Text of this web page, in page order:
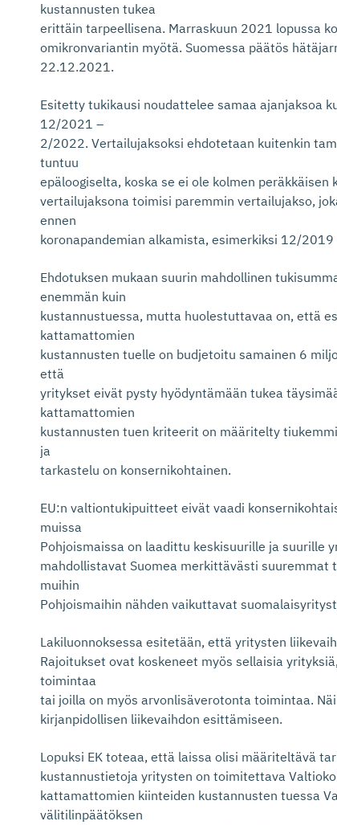
kustannusten tukea
erittäin tarpeellisena. Marraskuun 2021 lopussa
omikronvariantin myötä. Suomessa päätös
22.12.2021.
Esitetty tukikausi noudattelee samaa ajanjaksoa
12/2021 –
2/2022. Vertailujaksoksi ehdotetaan kuitenkin
tuntuu
epäloogiselta, koska se ei ole kolmen peräkkäisen
vertailujaksona toimisi paremmin vertailujakso,
ennen
koronapandemian alkamista, esimerkiksi 12/
Ehdotuksen mukaan suurin mahdollinen
enemmän kuin
kustannustuessa, mutta huolestuttavaa on, että
kattamattomien
kustannusten tuelle on budjetoitu samainen 6
että
yritykset eivät pysty hyödyntämään tukea
kattamattomien
kustannusten tuen kriteerit on määritelty
ja
tarkastelu on konsernikohtainen.
EU:n valtiontukipuitteet eivät vaadi
muissa
Pohjoismaissa on laadittu keskisuurille ja suurille
mahdollistavat Suomea merkittävästi suuremmat
muihin
Pohjoismaihin nähden vaikuttavat
Lakiluonnoksessa esitetään, että yritysten
Rajoitukset ovat koskeneet myös sellaisia
toimintaa
tai joilla on myös arvonlisäverotonta toimintaa.
kirjanpidollisen liikevaihdon esittämiseen.
Lopuksi EK toteaa, että laissa olisi määriteltävä
kustannustietoja yritysten on toimitettava
kattamattomien kiinteiden kustannusten tuessa
välitilinpäätöksen